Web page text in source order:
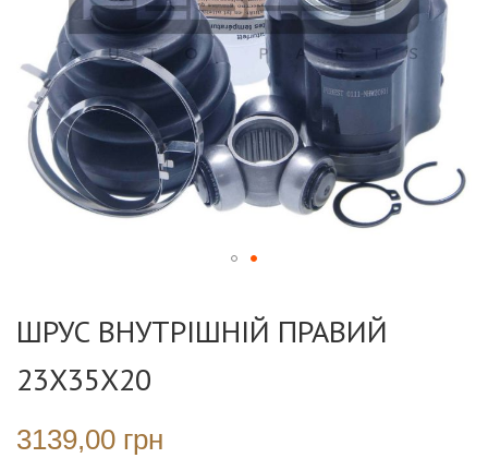
початку
зображень
ШРУС ВНУТРІШНІЙ ПРАВИЙ
23X35X20
3139,00 грн